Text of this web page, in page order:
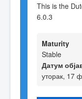
This is the
6.0.3
Maturity
Stable
Датум
уторак, 17